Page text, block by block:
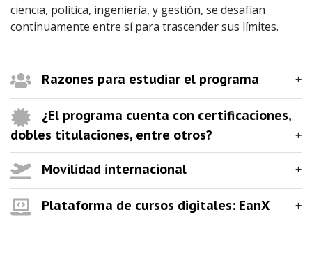
ciencia, política, ingeniería, y gestión, se desafían
continuamente entre sí para trascender sus límites.
Razones para estudiar el programa
¿El programa cuenta con certificaciones,
dobles titulaciones, entre otros?
Movilidad internacional
Plataforma de cursos digitales: EanX